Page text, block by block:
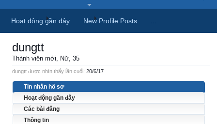
Trang chủ Thành viên dungtt
dungtt
Thành viên mới, Nữ, 35
dungtt được nhìn thấy lần cuối: 20/6/17
Tin nhắn hồ sơ
Hoạt động gần đây
Các bài đăng
Thông tin
Hoạt động gần đây New Profile Posts